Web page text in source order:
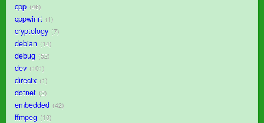
cpp 46
cppwinrt 1
cryptology 7
debian 14
debug 52
dev 101
directx 1
dotnet 2
embedded 42
ffmpeg 10